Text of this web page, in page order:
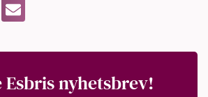
Esbris nyhetsbrev!